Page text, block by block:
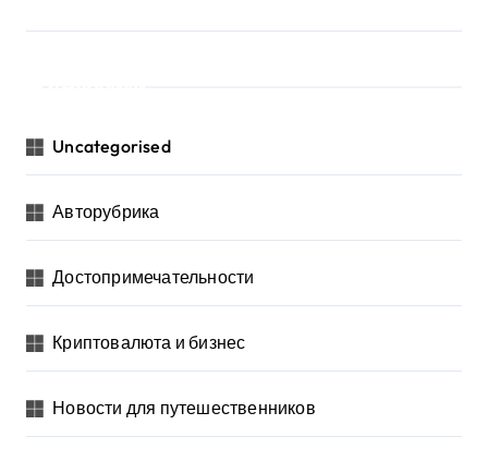
Uncategorised
Авторубрика
Достопримечательности
Криптовалюта и бизнес
Новости для путешественников